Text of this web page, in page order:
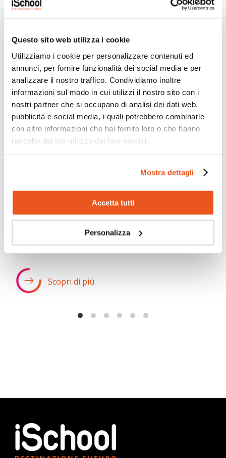
Questo sito web utilizza i cookie
Utilizziamo i cookie per personalizzare contenuti ed
annunci, per fornire funzionalità dei social media e per
analizzare il nostro traffico. Condividiamo inoltre
informazioni sul modo in cui utilizzi il nostro sito con i
nostri partner che si occupano di analisi dei dati web,
pubblicità e social media, i quali potrebbero combinarle
con altre informazioni che hai fornito loro o che hanno
raccolto dal tuo utilizzo dei loro servizi.
Mostra dettagli
Accetta tutti
Personalizza
Quest’anno il nostro Istituto ha preso parte al progetto
“HBSC – Health Behaviour in School-aged...
Scopri di più